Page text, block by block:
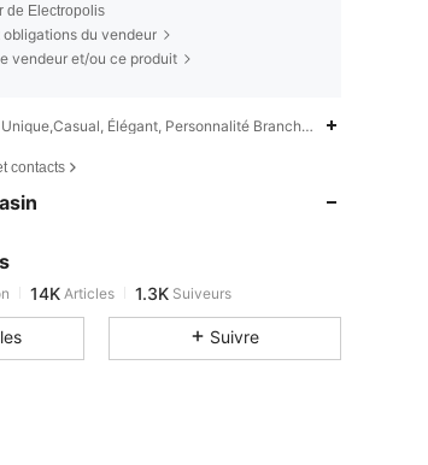
de Electropolis
obligations du vendeur
vendeur et/ou ce produit
Élégant, Personnalité Branchée,Quotidien
contacts
14K Articles 1.3K Suiveurs
Suivre